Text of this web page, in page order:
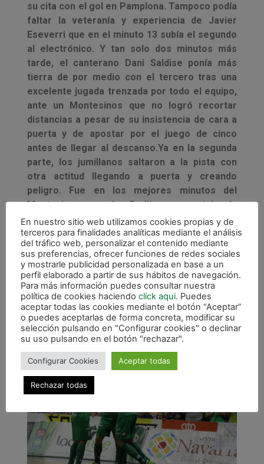
su cita con el gol en Pamplona. Tampoco podía
faltar la veteranía y experiencia de Javier
Eseverri que en el minuto 13 subía el segundo
al electrónico. Y tan solo dos minutos más
tarde, el canterano Dani Saldise ponía más
tierra de por medio con el tercero tras una
excelente jugada trenzada por todo el equipo,
ante un Montesinos que no logró recortar
distancias a pesar de su insistencia de cara a
puerta y de apostar por el juego de cinco
antes de llegar al descanso.Ya en la segunda
parte, los jumillanos saltaron a la pista con
otra actitud llegando a puerta y creando
peligro. Fue en los mejores minutos del
Montesinos cuando Carlitos aumentaba la
diferencia y colocaba el 4-0. Pero los
jugadores de Gea no agacharon la cabeza en
ningún momento y Rubén Zamora conseguía
sumar el primero para los suyos, un gol que se
vio eclipsado por la reacción de Eseverri y el
5-1 en el marcador.
En nuestro sitio web utilizamos cookies propias y de
terceros para finalidades analíticas mediante el análisis
del tráfico web, personalizar el contenido mediante
sus preferencias, ofrecer funciones de redes sociales
y mostrarle publicidad personalizada en base a un
perfil elaborado a partir de sus hábitos de navegación.
Para más información puedes consultar nuestra
política de cookies haciendo click aqui. Puedes
aceptar todas las cookies mediante el botón “Aceptar”
o puedes aceptarlas de forma concreta, modificar su
selección pulsando en "Configurar cookies" o declinar
su uso pulsando en el botón "rechazar".
Configurar Cookies Aceptar todas
Rechazar todas